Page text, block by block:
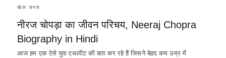
खेल जगत
नीरज चोपड़ा का जीवन परिचय, Neeraj Chopra
Biography in Hindi
आज हम एक ऐसे युवा एथलीट की बात कर रहे हैं जिसने बेहद कम उम्र में